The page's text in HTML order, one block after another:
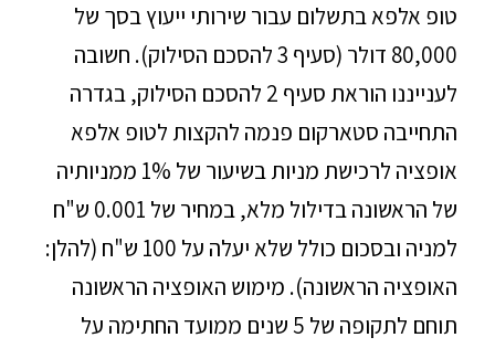
טופ אלפא בתשלום עבור שירותי ייעוץ בסך של
80,000 דולר (סעיף 3 להסכם הסילוק). חשובה
לענייננו הוראת סעיף 2 להסכם הסילוק, בגדרה
התחייבה סטארקום פנמה להקצות לטופ אלפא
אופציה לרכישת מניות בשיעור של 1% ממניותיה
של הראשונה בדילול מלא, במחיר של 0.001 ש"ח
למניה ובסכום כולל שלא יעלה על 100 ש"ח (להלן:
האופציה הראשונה). מימוש האופציה הראשונה
תוחם לתקופה של 5 שנים ממועד החתימה על